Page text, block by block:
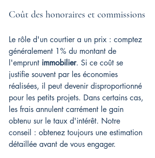
Coût des honoraires et commissions
Le rôle d'un courtier a un prix : comptez
généralement 1% du montant de
l'emprunt immobilier. Si ce coût se
justifie souvent par les économies
réalisées, il peut devenir disproportionné
pour les petits projets. Dans certains cas,
les frais annulent carrément le gain
obtenu sur le taux d'intérêt. Notre
conseil : obtenez toujours une estimation
détaillée avant de vous engager.